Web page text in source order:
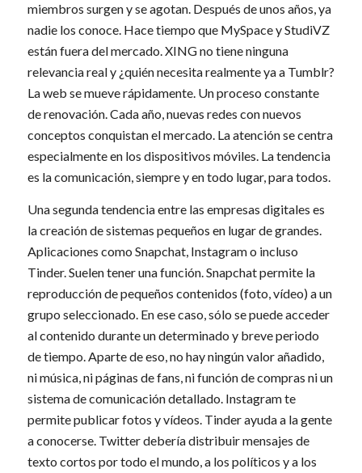
miembros surgen y se agotan. Después de unos años, ya
nadie los conoce. Hace tiempo que MySpace y StudiVZ
están fuera del mercado. XING no tiene ninguna
relevancia real y ¿quién necesita realmente ya a Tumblr?
La web se mueve rápidamente. Un proceso constante
de renovación. Cada año, nuevas redes con nuevos
conceptos conquistan el mercado. La atención se centra
especialmente en los dispositivos móviles. La tendencia
es la comunicación, siempre y en todo lugar, para todos.
Una segunda tendencia entre las empresas digitales es
la creación de sistemas pequeños en lugar de grandes.
Aplicaciones como Snapchat, Instagram o incluso
Tinder. Suelen tener una función. Snapchat permite la
reproducción de pequeños contenidos (foto, vídeo) a un
grupo seleccionado. En ese caso, sólo se puede acceder
al contenido durante un determinado y breve periodo
de tiempo. Aparte de eso, no hay ningún valor añadido,
ni música, ni páginas de fans, ni función de compras ni un
sistema de comunicación detallado. Instagram te
permite publicar fotos y vídeos. Tinder ayuda a la gente
a conocerse. Twitter debería distribuir mensajes de
texto cortos por todo el mundo, a los políticos y a los